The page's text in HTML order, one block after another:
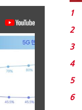
1
2
3
4
5
6